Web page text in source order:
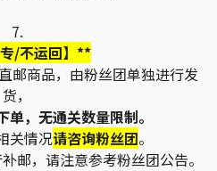
7.
/不运回】**
邮商品，由粉丝团单独进行发
货，
，无通关数量限制。
关情况请咨询粉丝团。
邮，请注意参考粉丝团公告。